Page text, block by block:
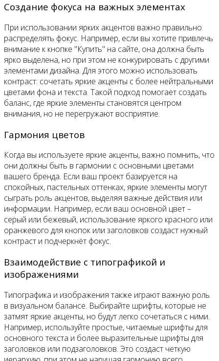
Создание фокуса на важных элементах
При использовании ярких акцентов важно правильно
распределять фокус. Например, если вы хотите привлечь
внимание к кнопке "Купить" на сайте, она должна быть
ярко выделена, но при этом не конкурировать с другими
элементами дизайна. Для этого можно использовать
контраст: сочетать яркие акценты с более нейтральными
цветами фона и текста. Такой подход помогает создать
баланс, где яркие элементы становятся центром
внимания, но не перегружают восприятие.
Гармония цветов
Когда вы используете яркие акценты, важно помнить, что
они должны быть в гармонии с основными цветами
вашего бренда. Если ваш проект базируется на
спокойных, пастельных оттенках, яркие элементы могут
сыграть роль акцентов, выделяя важные действия или
информации. Например, если ваш основной цвет –
серый или бежевый, использование яркого красного или
оранжевого для кнопок или заголовков создаст нужный
контраст и подчеркнёт фокус.
Взаимодействие с типографикой и
изображениями
Типографика и изображения также играют важную роль
в визуальном балансе. Выбирайте шрифты, которые не
затмят яркие акценты, но будут легко сочетаться с ними.
Например, используйте простые, читаемые шрифты для
основного текста и более выразительные шрифты для
заголовков или подзаголовков. Это создаст четкую